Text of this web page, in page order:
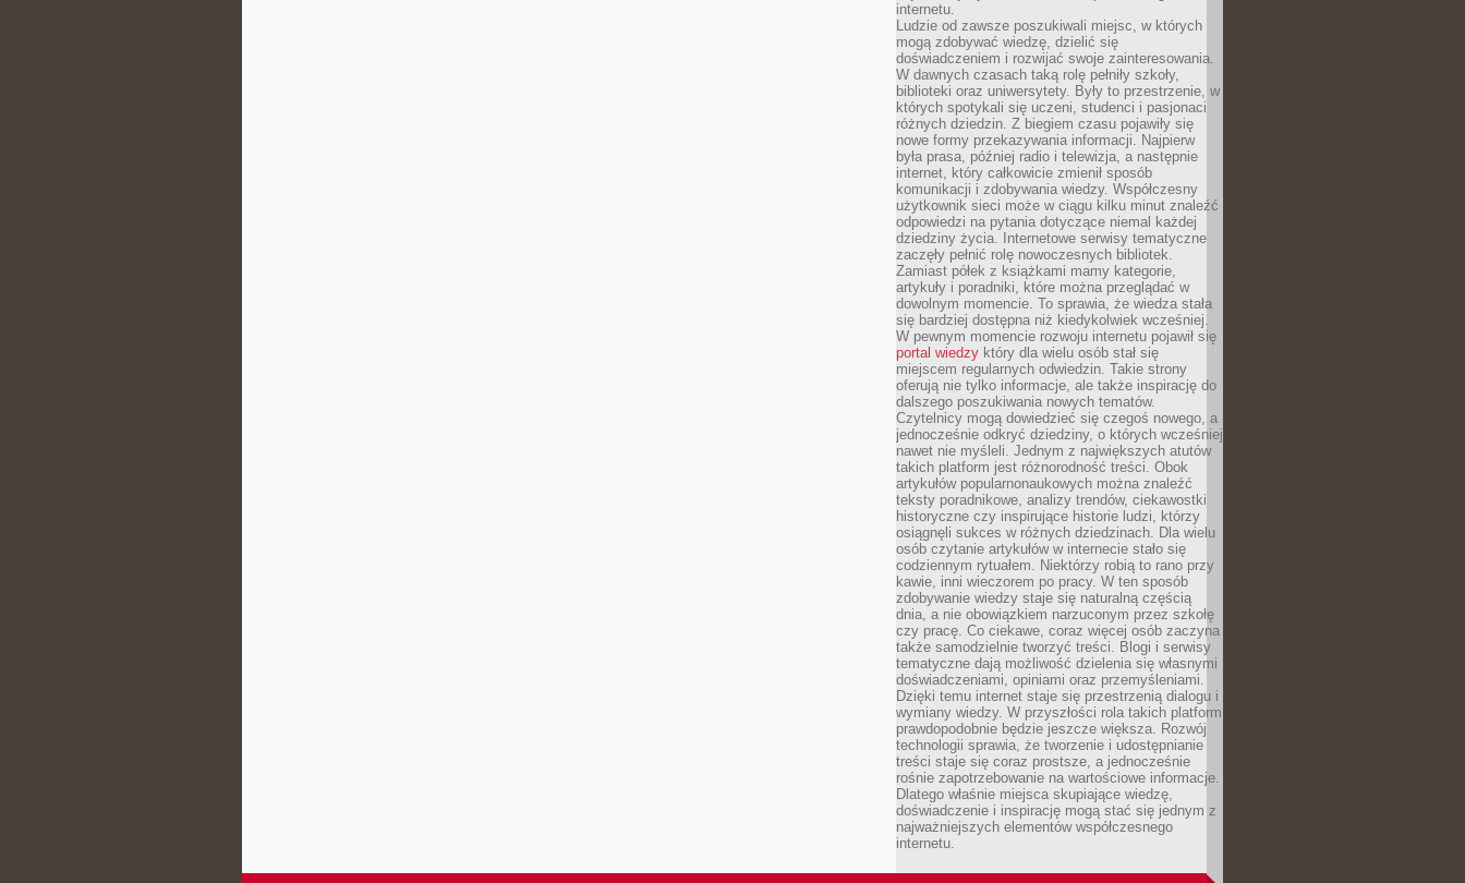
internetu.
Ludzie od zawsze poszukiwali miejsc, w których
mogą zdobywać wiedzę, dzielić się
doświadczeniem i rozwijać swoje zainteresowania.
W dawnych czasach taką rolę pełniły szkoły,
biblioteki oraz uniwersytety. Były to przestrzenie, w
których spotykali się uczeni, studenci i pasjonaci
różnych dziedzin. Z biegiem czasu pojawiły się
nowe formy przekazywania informacji. Najpierw
była prasa, później radio i telewizja, a następnie
internet, który całkowicie zmienił sposób
komunikacji i zdobywania wiedzy. Współczesny
użytkownik sieci może w ciągu kilku minut znaleźć
odpowiedzi na pytania dotyczące niemal każdej
dziedziny życia. Internetowe serwisy tematyczne
zaczęły pełnić rolę nowoczesnych bibliotek.
Zamiast półek z książkami mamy kategorie,
artykuły i poradniki, które można przeglądać w
dowolnym momencie. To sprawia, że wiedza stała
się bardziej dostępna niż kiedykolwiek wcześniej.
W pewnym momencie rozwoju internetu pojawił się
portal wiedzy który dla wielu osób stał się
miejscem regularnych odwiedzin. Takie strony
oferują nie tylko informacje, ale także inspirację do
dalszego poszukiwania nowych tematów.
Czytelnicy mogą dowiedzieć się czegoś nowego, a
jednocześnie odkryć dziedziny, o których wcześniej
nawet nie myśleli. Jednym z największych atutów
takich platform jest różnorodność treści. Obok
artykułów popularnonaukowych można znaleźć
teksty poradnikowe, analizy trendów, ciekawostki
historyczne czy inspirujące historie ludzi, którzy
osiągnęli sukces w różnych dziedzinach. Dla wielu
osób czytanie artykułów w internecie stało się
codziennym rytuałem. Niektórzy robią to rano przy
kawie, inni wieczorem po pracy. W ten sposób
zdobywanie wiedzy staje się naturalną częścią
dnia, a nie obowiązkiem narzuconym przez szkołę
czy pracę. Co ciekawe, coraz więcej osób zaczyna
także samodzielnie tworzyć treści. Blogi i serwisy
tematyczne dają możliwość dzielenia się własnymi
doświadczeniami, opiniami oraz przemyśleniami.
Dzięki temu internet staje się przestrzenią dialogu i
wymiany wiedzy. W przyszłości rola takich platform
prawdopodobnie będzie jeszcze większa. Rozwój
technologii sprawia, że tworzenie i udostępnianie
treści staje się coraz prostsze, a jednocześnie
rośnie zapotrzebowanie na wartościowe informacje.
Dlatego właśnie miejsca skupiające wiedzę,
doświadczenie i inspirację mogą stać się jednym z
najważniejszych elementów współczesnego
internetu.